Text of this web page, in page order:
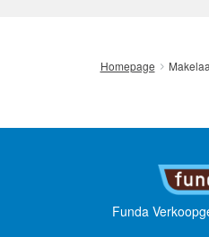
Homepage
Funda